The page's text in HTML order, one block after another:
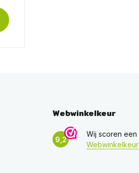
Webwinkelkeur
9,2
Wij scoren een
Webwinkelkeur